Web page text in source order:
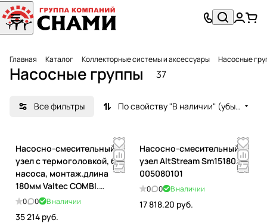
Главная Каталог Коллекторные системы и аксессуары Насосные
Насосные группы 37
Все фильтры По свойству "В наличии" (убывание)
Насосно-смесительный
узел с термоголовкой, без
насоса, монтаж.длина
180мм Valtec COMBI.
VT.COMBI.0.180
0 0 В наличии
35 214 руб.
Насосно-смесительный
узел AltStream Sm15180.
005080101
0 0 В наличии
17 818.20 руб.